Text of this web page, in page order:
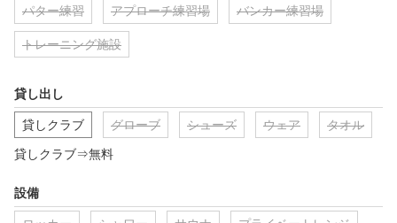
パター練習 アプローチ練習場 バンカー練習場
トレーニング施設
貸し出し
貸しクラブ グローブ シューズ ウェア タオル
貸しクラブ⇒無料
設備